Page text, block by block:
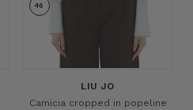
46
LIU JO
Camicia cropped in popeline